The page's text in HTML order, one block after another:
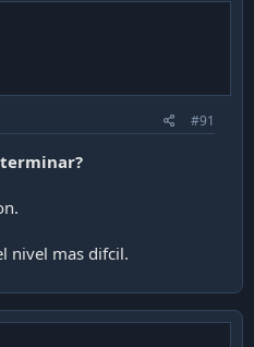
#91
terminar?
nivel mas difcil.